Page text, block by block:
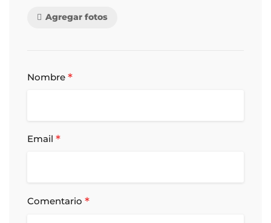
Agregar fotos
Nombre *
Email *
Comentario *